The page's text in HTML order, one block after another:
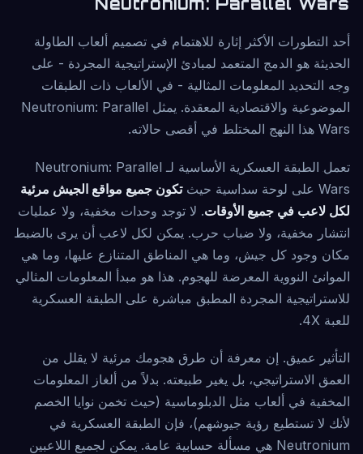
أحد التطورات الأكثر إثارة للاهتمام في تصميم ألعاب الطاولة
الحديثة هو الدمج المتعمد لمبادئ الإستراتيجية المجردة - على
وجه التحديد المعلومات المثالية - في الألعاب ذات الطبقات
الموضوعية والاقتصادية المعقدة. يمثل Neutronium: Parallel
Wars هذا النهج المختلط في أقصى حالاته.
تعمل الطبقة العسكرية الأساسية لـ Neutronium: Parallel
Wars على لوحة سداسية حيث
تكون جميع مواقع الجيش مرئية
لكل لاعب في جميع الأوقات. لا توجد وحدات مخفية، ولا عمليات
انتشار مخفية، ولا ضباب حرب. يمكن لكل لاعب أن يرى بالضبط
مكان وجود كل جيش، وما هي المناطق المتنازع عليها، وما هي
الموانئ النووية المعرضة للهجوم. هذا هو مبدأ المعلومات المثالي
للاستراتيجية المجردة المطبق مباشرة على الطبقة العسكرية
للعبة 4X.
التأثير عميق. إن معرفة أن طرق هجومك مرئية لا يقلل من
العمق الاستراتيجي، بل يغير طبيعته. بدلاً من ألغاز المعلومات
المخفية في ألعاب مثل الدبلوماسية (حيث تخمن نوايا الخصم
لأنك لا تستطيع رؤية جيوشهم)، فإن الطبقة العسكرية في
Neutronium هي مسألة حسابية عامة. يمكن لجميع اللاعبين